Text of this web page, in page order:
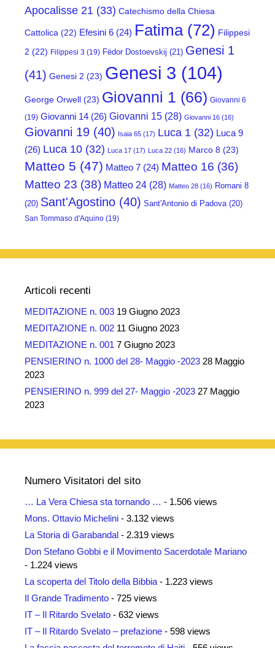
Apocalisse 21 (33) Catechismo della Chiesa
Cattolica (22) Efesini 6 (24) Fatima(72) Filippesi
2 (22) Filippesi 3 (19) Fëdor Dostoevskij (21) Genesi 1
(41) Genesi 2 (23) Genesi 3 (104)
George Orwell (23) Giovanni 1 (66) Giovanni 6
(19) Giovanni 14 (26) Giovanni 15 (28) Giovanni 16 (16)
Giovanni 19 (40) Isaia 65 (17) Luca 1 (32) Luca 9
(26) Luca 10 (32) Luca 17 (17) Luca 22 (16) Marco 8 (23)
Matteo 5 (47) Matteo 7 (24) Matteo 16 (36)
Matteo 23 (38) Matteo 24 (28) Matteo 28 (16) Romani 8
(20) Sant'Agostino (40) Sant'Antonio di Padova(20)
San Tommaso d'Aquino (19)
Articoli recenti
MEDITAZIONE n. 003 19 Giugno 2023
MEDITAZIONE n. 002 11 Giugno 2023
MEDITAZIONE n. 001 7 Giugno 2023
PENSIERINO n. 1000 del 28- Maggio -2023 28 Maggio
2023
PENSIERINO n. 999 del 27- Maggio -2023 27 Maggio
2023
Numero Visitatori del sito
… La Vera Chiesa sta tornando … - 1.506 views
Mons. Ottavio Michelini - 3.132 views
La Storia di Garabandal - 2.319 views
Don Stefano Gobbi e il Movimento Sacerdotale Mariano
- 1.224 views
La scoperta del Titolo della Bibbia - 1.223 views
Il Grande Tradimento - 725 views
IT – Il Ritardo Svelato - 632 views
IT – Il Ritardo Svelato – prefazione - 598 views